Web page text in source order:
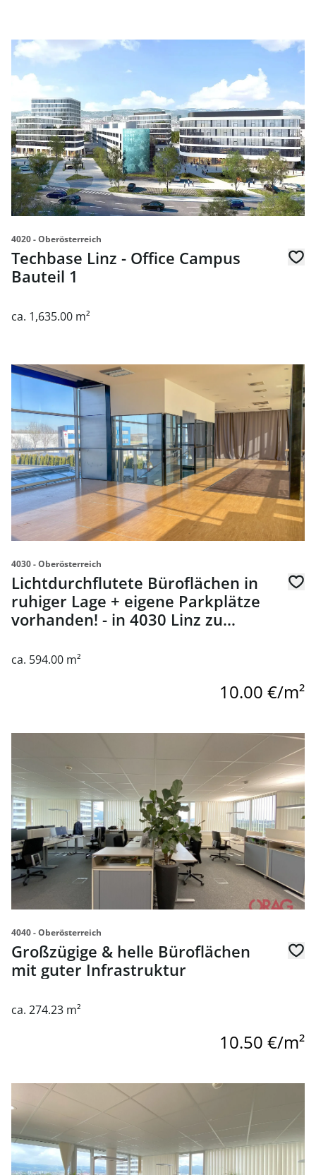
link to page Techbase Linz - Office Campus Bauteil 1
4020 - Oberösterreich
Techbase Linz - Office Campus
Bauteil 1
ca. 1,635.00 m²
link to page Lichtdurchflutete Büroflächen in ruhiger
4030 - Oberösterreich
Lichtdurchflutete Büroflächen in
ruhiger Lage + eigene Parkplätze
vorhanden! - in 4030 Linz zu
ca. 594.00 m²
10.00 €/m²
link to page Großzügige & helle Büroflächen mit guter
4040 - Oberösterreich
Großzügige & helle Büroflächen
mit guter Infrastruktur
ca. 274.23 m²
10.50 €/m²
link to page Großzügige & helle Büroflächen mit guter